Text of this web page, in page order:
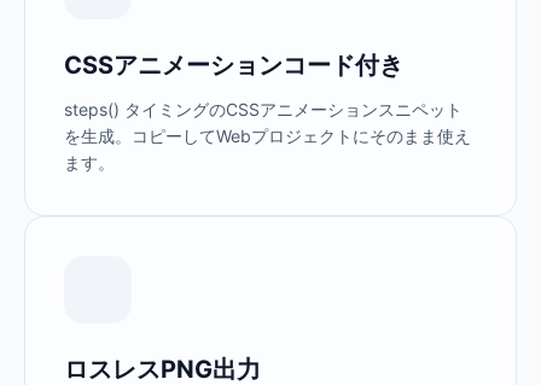
CSSアニメーションコード付き
steps() タイミングのCSSアニメーションスニペット
を生成。コピーしてWebプロジェクトにそのまま使え
ます。
ロスレスPNG出力